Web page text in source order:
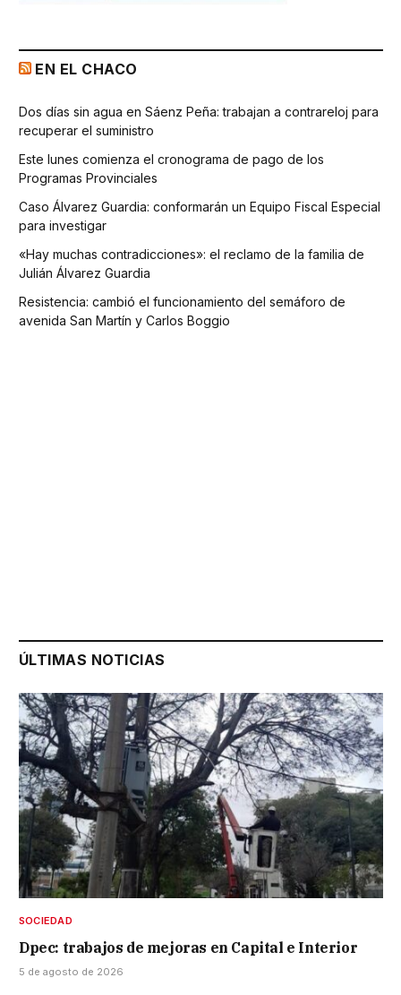
EN EL CHACO
Dos días sin agua en Sáenz Peña: trabajan a contrareloj para
recuperar el suministro
Este lunes comienza el cronograma de pago de los
Programas Provinciales
Caso Álvarez Guardia: conformarán un Equipo Fiscal Especial
para investigar
«Hay muchas contradicciones»: el reclamo de la familia de
Julián Álvarez Guardia
Resistencia: cambió el funcionamiento del semáforo de
avenida San Martín y Carlos Boggio
ÚLTIMAS NOTICIAS
SOCIEDAD
Dpec: trabajos de mejoras en Capital e Interior
5 de agosto de 2026